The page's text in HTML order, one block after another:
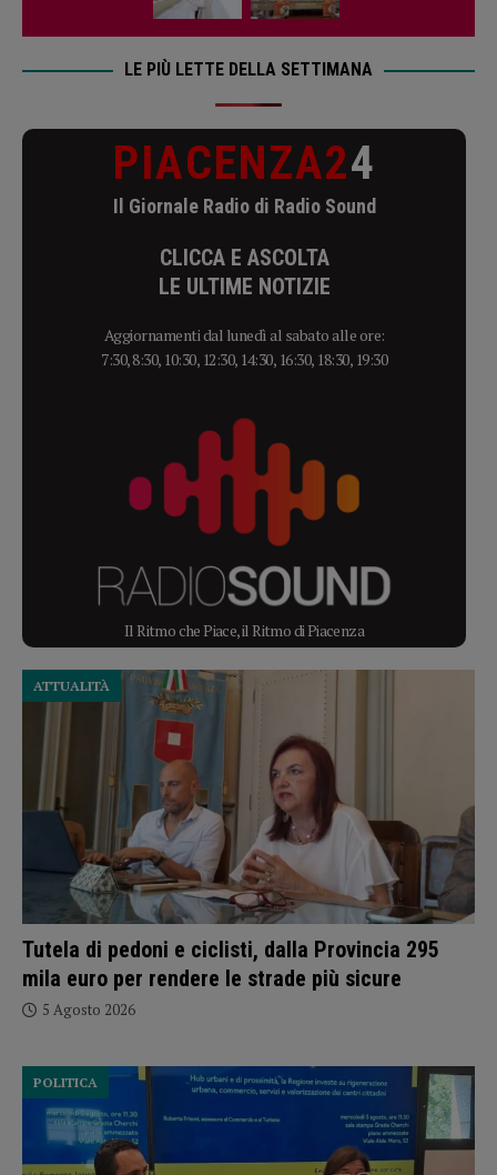
LE PIÙ LETTE DELLA SETTIMANA
PIACENZA24
Il Giornale Radio di Radio Sound
CLICCA E ASCOLTA
LE ULTIME NOTIZIE
Aggiornamenti dal lunedì al sabato alle ore:
7:30, 8:30, 10:30, 12:30, 14:30, 16:30, 18:30, 19:30
Il Ritmo che Piace, il Ritmo di Piacenza
Tutela di pedoni e ciclisti, dalla Provincia 295
mila euro per rendere le strade più sicure
ATTUALITÀ
5 Agosto 2026
POLITICA